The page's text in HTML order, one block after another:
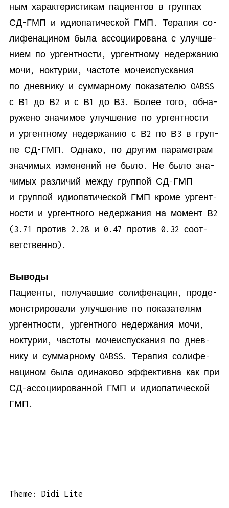
ным ха­рак­те­ри­сти­кам па­ци­ен­тов в груп­пах
СД-ГМП и идио­па­ти­че­ской ГМП. Те­ра­пия со­
ли­фе­на­ци­ном бы­ла ас­со­ци­и­ро­ва­на с улуч­ше­
ни­ем по ур­гент­но­сти, ур­гент­но­му недер­жа­нию
мо­чи, нок­ту­рии, ча­сто­те мо­че­ис­пус­ка­ния
по днев­ни­ку и сум­мар­но­му по­ка­за­те­лю OABSS
с В1 до В2 и с В1 до В3. Бо­лее то­го, об­на­
ру­же­но зна­чи­мое улуч­ше­ние по ур­гент­но­сти
и ур­гент­но­му недер­жа­нию с В2 по В3 в груп­
пе СД-ГМП. Од­на­ко, по дру­гим па­ра­мет­рам
зна­чи­мых из­ме­не­ний не бы­ло. Не бы­ло зна­
чи­мых раз­ли­чий меж­ду груп­пой СД-ГМП
и груп­пой идио­па­ти­че­ской ГМП кро­ме ур­гент­
но­сти и ур­гент­но­го недер­жа­ния на мо­мент В2
(3.71 про­тив 2.28 и 0.47 про­тив 0.32 со­от­
вет­ственно).
Выводы
Па­ци­ен­ты, по­лу­чав­шие со­ли­фе­на­цин, про­де­
мон­стри­ро­ва­ли улуч­ше­ние по по­ка­за­те­лям
ур­гент­но­сти, ур­гент­но­го недер­жа­ния мо­чи,
нок­ту­рии, ча­сто­ты мо­че­ис­пус­ка­ния по днев­
ни­ку и сум­мар­но­му OABSS. Те­ра­пия со­ли­фе­
на­ци­ном бы­ла оди­на­ко­во эф­фек­тив­на как при
СД-ас­со­ци­и­ро­ван­ной ГМП и идио­па­ти­че­ской
ГМП.
Theme: Didi Lite